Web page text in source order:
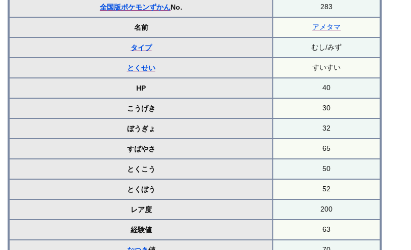
全国版ポケモンずかんNo. 283
名前 アメタマ
タイプ むし/みず
とくせい すいすい
HP 40
こうげき 30
ぼうぎょ 32
すばやさ 65
とくこう 50
とくぼう 52
レア度 200
経験値 63